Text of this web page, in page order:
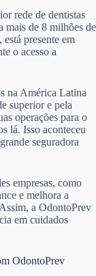
rede de dentistas
mais de 8 milhões de
presente em
o acesso a
na América Latina
superior e pela
operações para o
lá. Isso aconteceu
seguradora
empresas, como
e melhora a
a OdontoPrev
em cuidados
OdontoPrev